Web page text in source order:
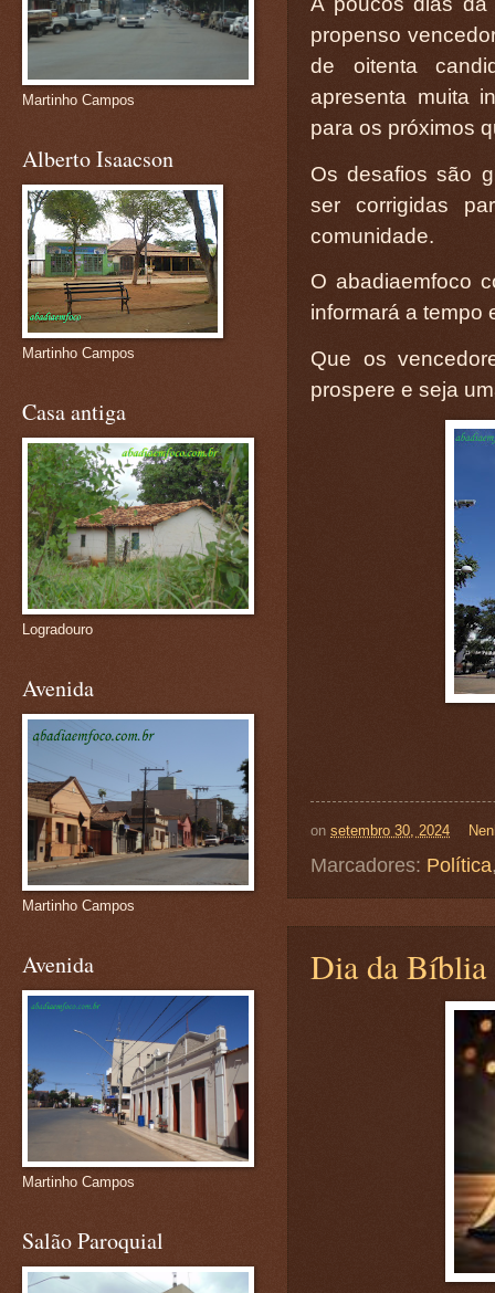
propenso
de oitenta
apresenta muita
para os próximos
Os desafios são
ser corrigidas
comunidade.
O abadiaemfoco
informará a tempo
Que os
prospere e seja
on setembro 30, 2024
Marcadores: Política
Dia da Bíblia
Martinho Campos
Alberto Isaacson
Martinho Campos
Casa antiga
Logradouro
Avenida
Martinho Campos
Avenida
Martinho Campos
Salão Paroquial